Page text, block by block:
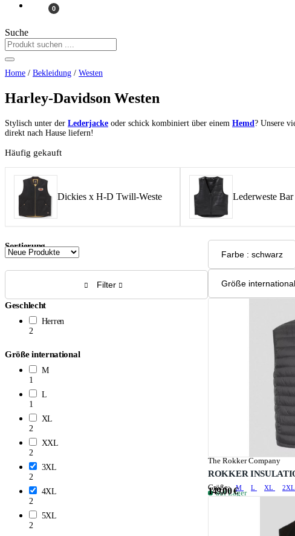
0
Suche
Home / Bekleidung / Westen
Harley-Davidson Westen
Stylisch unter der Lederjacke oder schick kombiniert über einem Hemd? Unsere
direkt nach Hause liefern!
Häufig gekauft
Dickies x H-D Twill-Weste Lederweste
Sortierung
Filter
Geschlecht
Herren
2
Größe international
M
1
L
1
XL
2
XXL
2
3XL
2
4XL
2
5XL
2
Farbe : schwarz
The Rokker Company
ROKKER
Größe: M L XL 2XL
auf Lager
149,00 €